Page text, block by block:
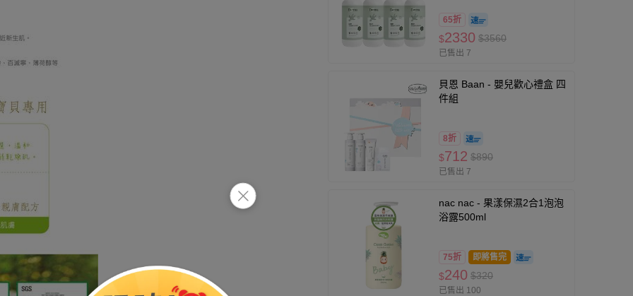
65折
$2330 $3560
已售出 7
貝恩 Baan - 嬰兒歡心禮盒 四
件組
8折
$712 $890
已售出 7
nac nac - 果漾保濕2合1泡泡
浴露500ml
75折 即將售完
$240 $320
已售出 100